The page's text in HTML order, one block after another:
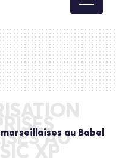
AU
XP
au Babel